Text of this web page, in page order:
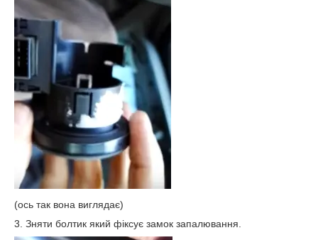
(ось так вона виглядає)
3. Зняти болтик який фіксує замок запалювання.